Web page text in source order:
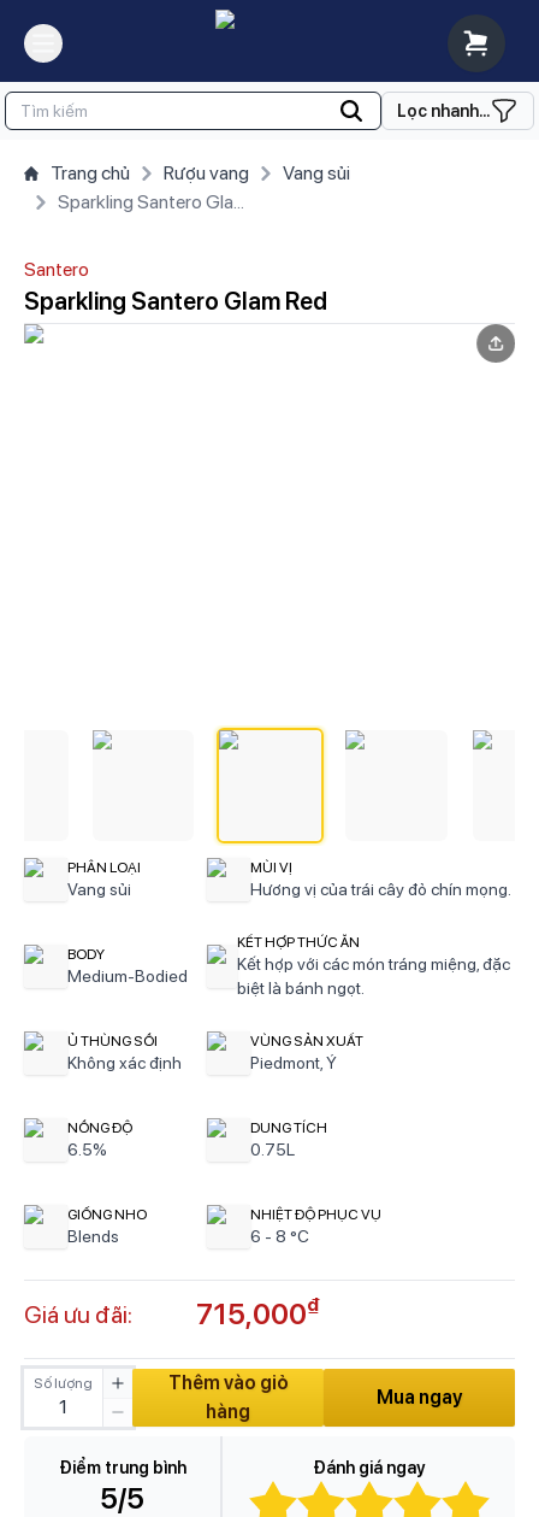
Lọc nhanh...
Trang chủ Rượu vang
Vang sủi
Sparkling Santero Glam Red
Santero
Sparkling Santero Glam Red
PHÂN LOẠI
Vang sủi
BODY
Medium-Bodied
Ủ THÙNG SỒI
Không xác định
NỒNG ĐỘ
6.5%
GIỐNG NHO
Blends
MÙI VỊ
Hương vị của trái cây đỏ chín mọng.
KẾT HỢP THỨC ĂN
Kết hợp với các món tráng miệng, đặc
biệt là bánh ngọt.
VÙNG SẢN XUẤT
Piedmont, Ý
DUNG TÍCH
0.75L
NHIỆT ĐỘ PHỤC VỤ
6 - 8 °C
Giá ưu đãi: 715,000₫
Số lượng
Thêm vào giỏ
hàng
Mua ngay
Điểm trung bình
5/5
Đánh giá ngay